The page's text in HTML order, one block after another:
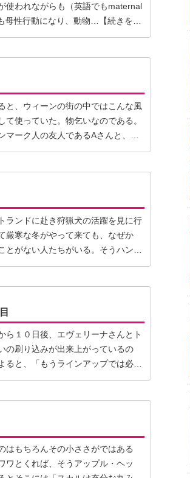
使われながらも（英語でもmaternal
母性行動になり、動物…【続きを読
と、ウィーンの街の中ではこんな風
使っていた。物乞いなのである。
ーク人の友人であるAさんと、オ
ランドに赴き狩猟犬の活躍を見に行
厳寒な冬がやって来ても、なぜか
とがない人たちがいる。そうハンタ
ら１０日後、エヴェリーナさんとト
の刷り込みが出来上がっているの
ると、「もうラインアップでは必ず
はもちろんその小ささがではある
ワとくれば、そうアップル・ヘッ